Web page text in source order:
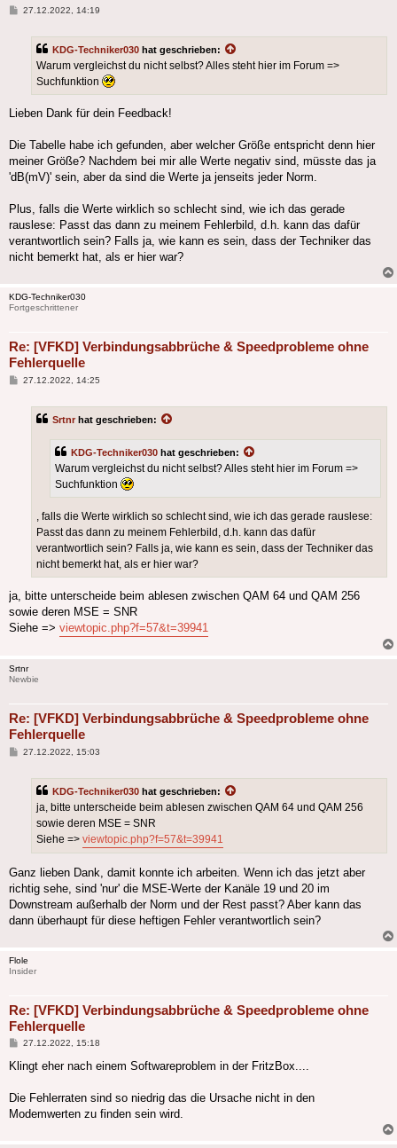
Beitrag
27.12.2022, 14:19
KDG-Techniker030 hat geschrieben:
Warum vergleichst du nicht selbst? Alles steht hier im Forum =>
Suchfunktion
Lieben Dank für dein Feedback!
Die Tabelle habe ich gefunden, aber welcher Größe entspricht denn hier
meiner Größe? Nachdem bei mir alle Werte negativ sind, müsste das ja
'dB(mV)' sein, aber da sind die Werte ja jenseits jeder Norm.
Plus, falls die Werte wirklich so schlecht sind, wie ich das gerade
rauslese: Passt das dann zu meinem Fehlerbild, d.h. kann das dafür
verantwortlich sein? Falls ja, wie kann es sein, dass der Techniker das
nicht bemerkt hat, als er hier war?
KDG-Techniker030
Fortgeschrittener
Re: [VFKD] Verbindungsabbrüche & Speedprobleme ohne
Fehlerquelle
Beitrag
27.12.2022, 14:25
Srtnr hat geschrieben:
KDG-Techniker030 hat geschrieben:
Warum vergleichst du nicht selbst? Alles steht hier im Forum =>
Suchfunktion
, falls die Werte wirklich so schlecht sind, wie ich das gerade rauslese:
Passt das dann zu meinem Fehlerbild, d.h. kann das dafür
verantwortlich sein? Falls ja, wie kann es sein, dass der Techniker das
nicht bemerkt hat, als er hier war?
ja, bitte unterscheide beim ablesen zwischen QAM 64 und QAM 256
sowie deren MSE = SNR
Siehe => viewtopic.php?f=57&t=39941
Srtnr
Newbie
Re: [VFKD] Verbindungsabbrüche & Speedprobleme ohne
Fehlerquelle
Beitrag
27.12.2022, 15:03
KDG-Techniker030 hat geschrieben:
ja, bitte unterscheide beim ablesen zwischen QAM 64 und QAM 256
sowie deren MSE = SNR
Siehe => viewtopic.php?f=57&t=39941
Ganz lieben Dank, damit konnte ich arbeiten. Wenn ich das jetzt aber
richtig sehe, sind 'nur' die MSE-Werte der Kanäle 19 und 20 im
Downstream außerhalb der Norm und der Rest passt? Aber kann das
dann überhaupt für diese heftigen Fehler verantwortlich sein?
Flole
Insider
Re: [VFKD] Verbindungsabbrüche & Speedprobleme ohne
Fehlerquelle
Beitrag
27.12.2022, 15:18
Klingt eher nach einem Softwareproblem in der FritzBox....
Die Fehlerraten sind so niedrig das die Ursache nicht in den
Modemwerten zu finden sein wird.